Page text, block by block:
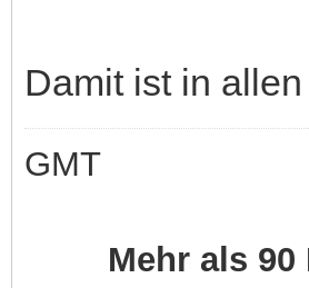
Damit ist in
GMT
Mehr als 90